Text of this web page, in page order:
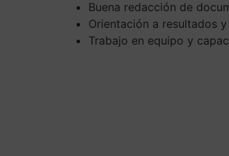
Buena redacción de
Orientación a resultados
Trabajo en equipo y